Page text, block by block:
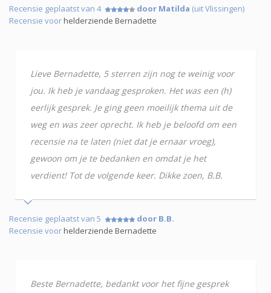
Recensie geplaatst van 4 door Matilda (uit Vlissingen)
Recensie voorhelderziende Bernadette
Lieve Bernadette, 5 sterren zijn nog te weinig voor
jou. Ik heb je vandaag gesproken. Het was een (h)
eerlijk gesprek. Je ging geen moeilijk thema uit de
weg en was zeer oprecht. Ik heb je beloofd om een
recensie na te laten (niet dat je ernaar vroeg),
gewoon om je te bedanken en omdat je het
verdient! Tot de volgende keer. Dikke zoen, B.B.
Recensie geplaatst van 5
door B.B.
Recensie voorhelderziende Bernadette
Beste Bernadette, bedankt voor het fijne gesprek